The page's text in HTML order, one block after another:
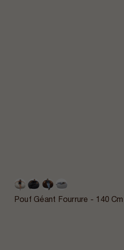
Pouf Géant Fourrure - 140